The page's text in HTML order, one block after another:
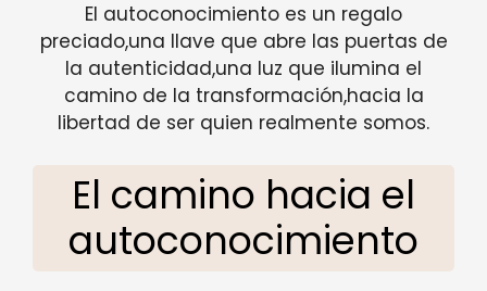
El autoconocimiento es un regalo
preciado,una llave que abre las puertas de
la autenticidad,una luz que ilumina el
camino de la transformación,hacia la
libertad de ser quien realmente somos.
El camino hacia el
autoconocimiento